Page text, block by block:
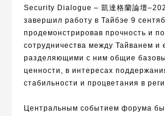
Security Dialogue – 凱達格蘭論壇–
завершил работу в Тайбэе 9
продемонстрировав прочность и
сотрудничества между Тайванем и
разделяющими с ним общие
ценности, в интересах
стабильности и процветания в
Центральным событием форума